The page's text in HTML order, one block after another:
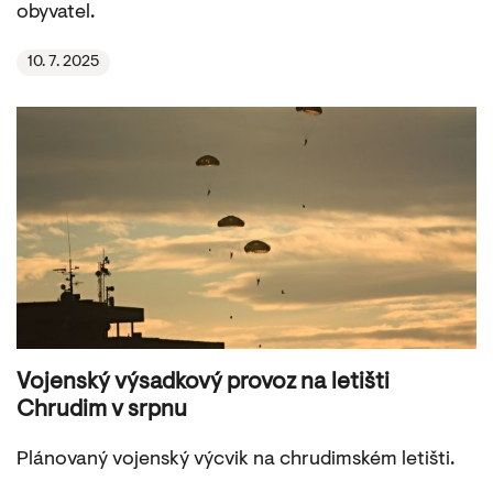
obyvatel.
10. 7. 2025
Vojenský výsadkový provoz na letišti
Chrudim v srpnu
Plánovaný vojenský výcvik na chrudimském letišti.